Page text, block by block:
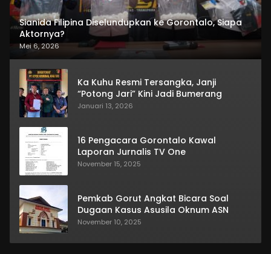
Sianida Filipina Diselundupkan ke Gorontalo, Siapa
Aktornya?
Mei 6, 2026
Ka Kuhu Resmi Tersangka, Janji
“Potong Jari” Kini Jadi Bumerang
Januari 13, 2026
16 Pengacara Gorontalo Kawal
Laporan Jurnalis TV One
November 15, 2025
Pemkab Gorut Angkat Bicara Soal
Dugaan Kasus Asusila Oknum ASN
November 10, 2025